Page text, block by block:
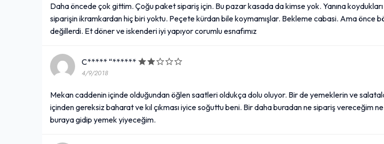
Daha öncede çok gittim. Çoğu paket sipariş için. Bu pazar kasada da kimse yok. Yanına koydukları
siparişin ikramkardan hiç biri yoktu. Peçete kürdan bile koymamışlar. Bekleme cabasi. Ama önce
değillerdi. Et döner ve iskenderi iyi yapıyor corumlu esnafımız
C***** “******
4/9/2018
Mekan caddenin içinde olduğundan öğlen saatleri oldukça dolu oluyor. Bir de yemeklerin ve
içinden gereksiz baharat ve kıl çıkması iyice soğuttu beni. Bir daha buradan ne sipariş vereceğim
buraya gidip yemek yiyeceğim.